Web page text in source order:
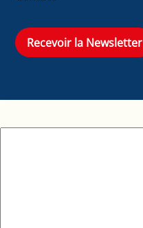
Recevoir la Newsletter